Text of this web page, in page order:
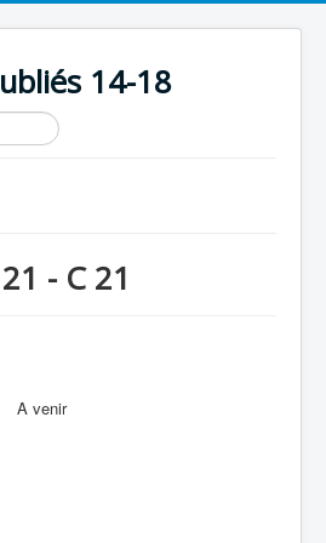
14-18
- C 21
A venir